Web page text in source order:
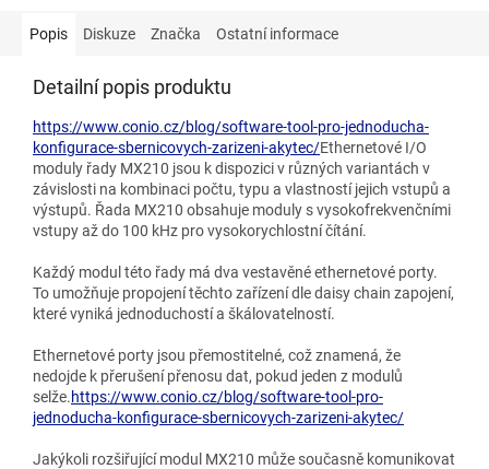
Popis Diskuze Značka Ostatní informace
Detailní popis produktu
https://www.conio.cz/blog/software-tool-pro-jednoducha-
konfigurace-sbernicovych-zarizeni-akytec/Ethernetové I/O
moduly řady MX210 jsou k dispozici v různých variantách v
závislosti na kombinaci počtu, typu a vlastností jejich vstupů a
výstupů. Řada MX210 obsahuje moduly s vysokofrekvenčními
vstupy až do 100 kHz pro vysokorychlostní čítání.
Každý modul této řady má dva vestavěné ethernetové porty.
To umožňuje propojení těchto zařízení dle daisy chain zapojení,
které vyniká jednoduchostí a škálovatelností.
Ethernetové porty jsou přemostitelné, což znamená, že
nedojde k přerušení přenosu dat, pokud jeden z modulů
selže.https://www.conio.cz/blog/software-tool-pro-
jednoducha-konfigurace-sbernicovych-zarizeni-akytec/
Jakýkoli rozšiřující modul MX210 může současně komunikovat